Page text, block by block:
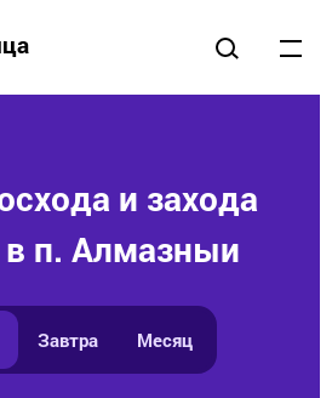
и захода
в п. Алмазныи
Завтра Месяц